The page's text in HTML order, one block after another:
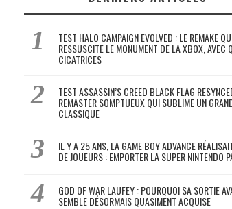
TEST HALO CAMPAIGN EVOLVED : LE REMAKE
RESSUSCITE LE MONUMENT DE LA XBOX, AVEC
CICATRICES
TEST ASSASSIN’S CREED BLACK FLAG
REMASTER SOMPTUEUX QUI SUBLIME UN
CLASSIQUE
IL Y A 25 ANS, LA GAME BOY ADVANCE
DE JOUEURS : EMPORTER LA SUPER NINTENDO
GOD OF WAR LAUFEY : POURQUOI SA SORTIE
SEMBLE DÉSORMAIS QUASIMENT ACQUISE